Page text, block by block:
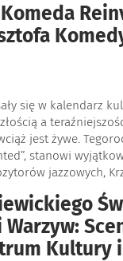
się w kalendarz
a
jest żywe.
stanowi
jazzowych,
Kultury